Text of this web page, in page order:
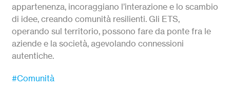
appartenenza, incoraggiano l’interazione e lo scambio
di idee, creando comunità resilienti. Gli ETS,
operando sul territorio, possono fare da ponte fra le
aziende e la società, agevolando connessioni
autentiche.
#Comunità